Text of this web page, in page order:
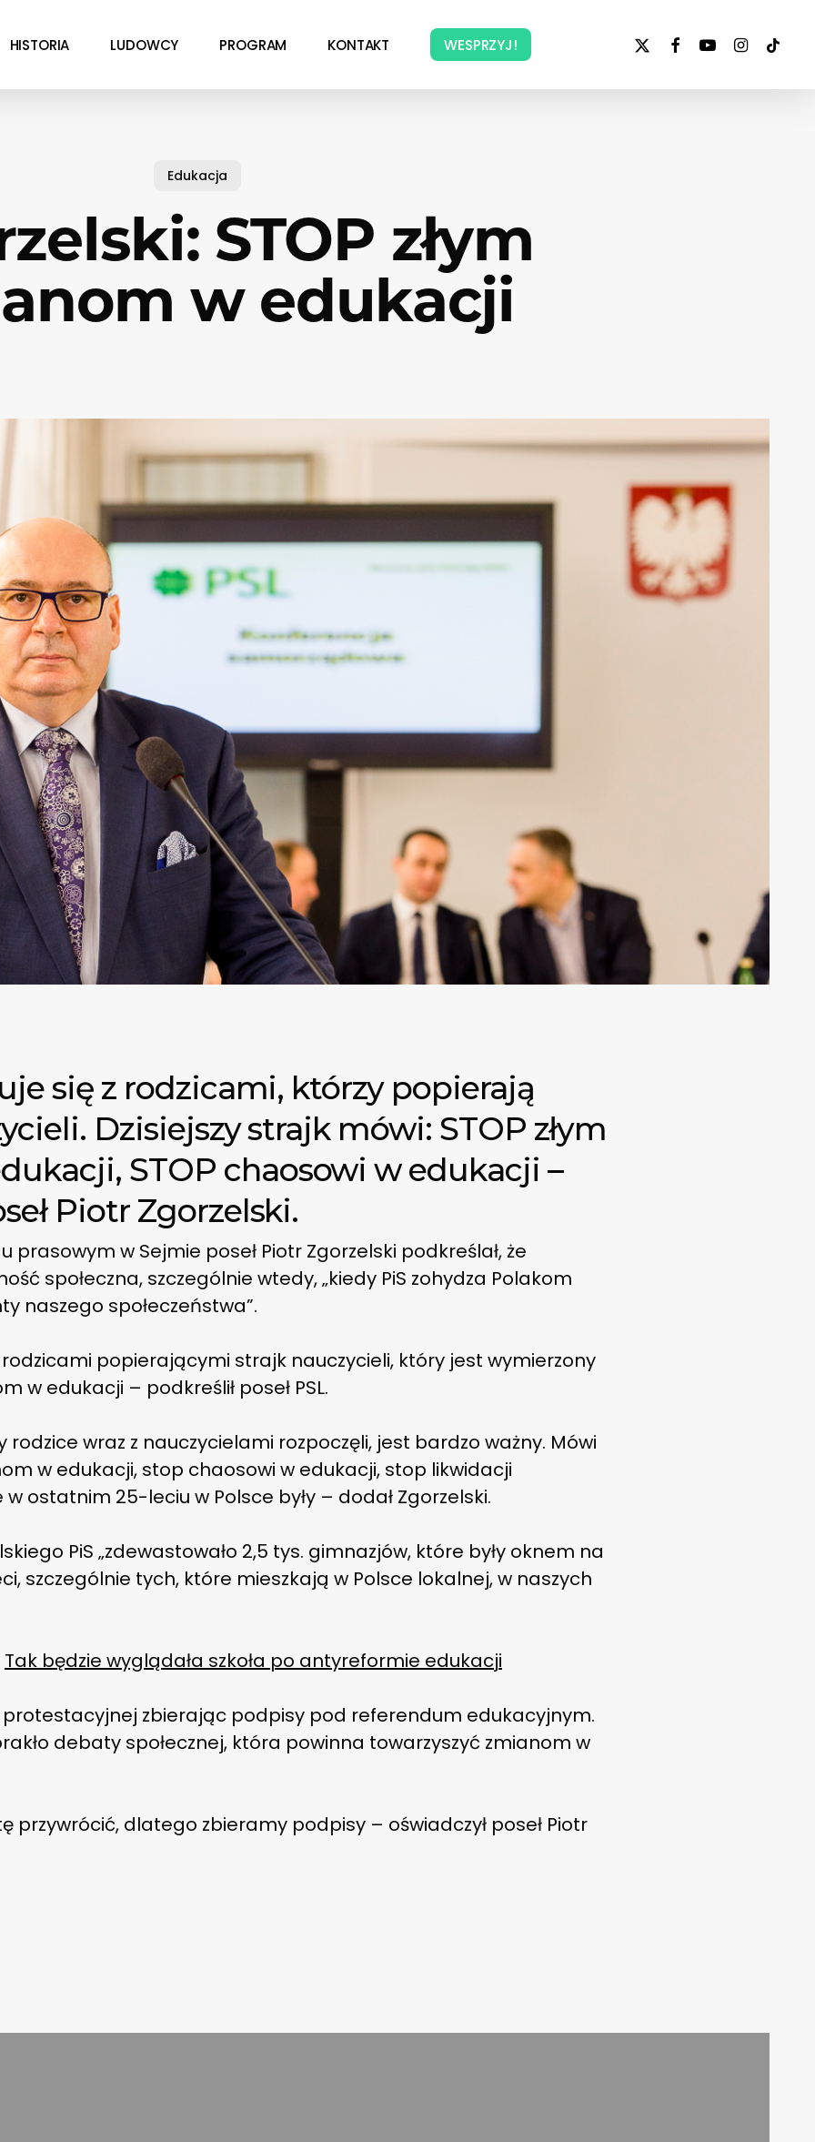
HISTORIA LUDOWCY PROGRAM KONTAKT WESPRZYJ!
x-
facebookyoutubeinstagram
tiktok
Edukacja
STOP złym
w edukacji
się z rodzicami, którzy popierają
Dzisiejszy strajk mówi: STOP złym
STOP chaosowi w edukacji –
Piotr Zgorzelski.
w Sejmie poseł Piotr Zgorzelski podkreślał, że
społeczna, szczególnie wtedy, „kiedy PiS zohydza Polakom
naszego społeczeństwa”.
rodzicami popierającymi strajk nauczycieli, który jest wymierzony
w edukacji – podkreślił poseł PSL.
rodzice wraz z nauczycielami rozpoczęli, jest bardzo ważny. Mówi
w edukacji, stop chaosowi w edukacji, stop likwidacji
w ostatnim 25-leciu w Polsce były – dodał Zgorzelski.
PiS „zdewastowało 2,5 tys. gimnazjów, które były oknem na
szczególnie tych, które mieszkają w Polsce lokalnej, w naszych
Tak będzie wyglądała szkoła po antyreformie edukacji
protestacyjnej zbierając podpisy pod referendum edukacyjnym.
debaty społecznej, która powinna towarzyszyć zmianom w
przywrócić, dlatego zbieramy podpisy – oświadczył poseł Piotr